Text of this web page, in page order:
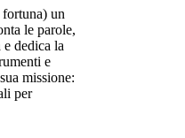
un
le parole,
dedica la
e
missione:
per